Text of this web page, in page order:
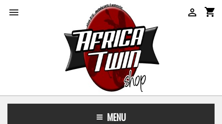
 shopping_cart

MENU